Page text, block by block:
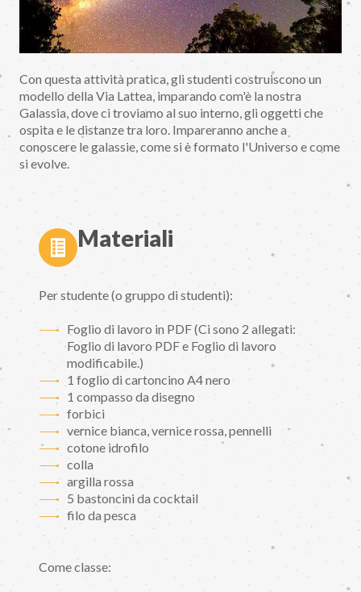
Con questa attività pratica, gli studenti costruiscono un
modello della Via Lattea, imparando com'è la nostra
Galassia, dove ci troviamo al suo interno, gli oggetti che
ospita e le distanze tra loro. Impareranno anche a
conoscere le galassie, come si è formato l'Universo e come
si evolve.
Materiali
Per studente (o gruppo di studenti):
Foglio di lavoro in PDF (Ci sono 2 allegati:
Foglio di lavoro PDF e Foglio di lavoro
modificabile.)
1 foglio di cartoncino A4 nero
1 compasso da disegno
forbici
vernice bianca, vernice rossa, pennelli
cotone idrofilo
colla
argilla rossa
5 bastoncini da cocktail
filo da pesca
Come classe: